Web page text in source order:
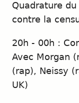
Quadrature
contre la
20h - 00h :
Avec Morgan
(rap), Neissy
UK)